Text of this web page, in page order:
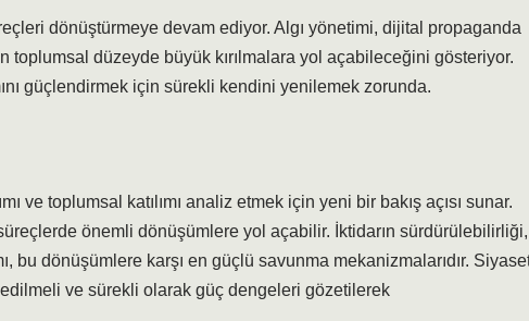
dönüştürmeye devam ediyor. Algı yönetimi, dijital propaganda
toplumsal düzeyde büyük kırılmalara yol açabileceğini gösteriyor.
ını güçlendirmek için sürekli kendini yenilemek zorunda.
ve toplumsal katılımı analiz etmek için yeni bir bakış açısı sunar.
önemli dönüşümlere yol açabilir. İktidarın sürdürülebilirliği,
bu dönüşümlere karşı en güçlü savunma mekanizmalarıdır.
ve sürekli olarak güç dengeleri gözetilerek